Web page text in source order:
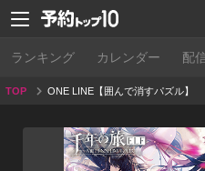
ランキング カレンダー 配
TOP ONE LINE【囲んで消すパズル】